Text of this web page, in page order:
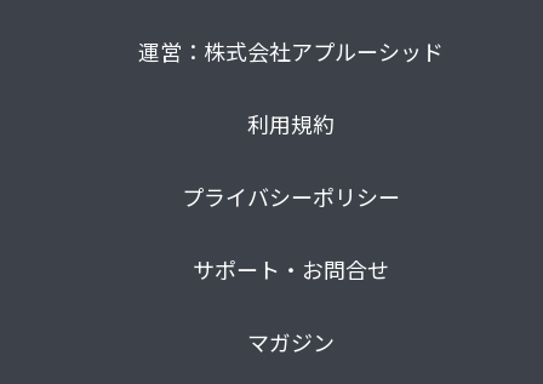
運営：株式会社アプルーシッド
利用規約
プライバシーポリシー
サポート・お問合せ
マガジン